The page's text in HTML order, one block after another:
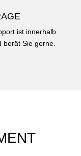
ist innerhalb
Sie gerne.